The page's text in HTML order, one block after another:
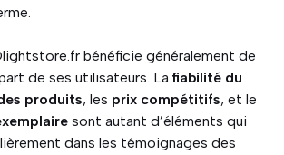
bénéficie généralement de
de ses utilisateurs. La fiabilité du
produits, les prix compétitifs, et le
sont autant d’éléments qui
dans les témoignages des